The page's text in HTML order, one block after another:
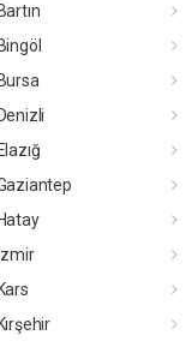
Bartın
Bingöl
Bursa
Denizli
Elazığ
Hatay
Kars
Kırşehir